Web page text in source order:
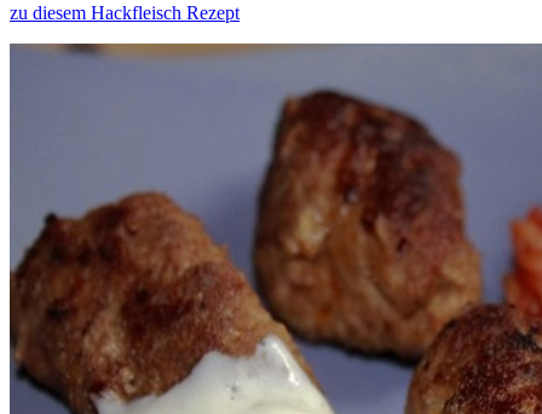
zu diesem Hackfleisch Rezept